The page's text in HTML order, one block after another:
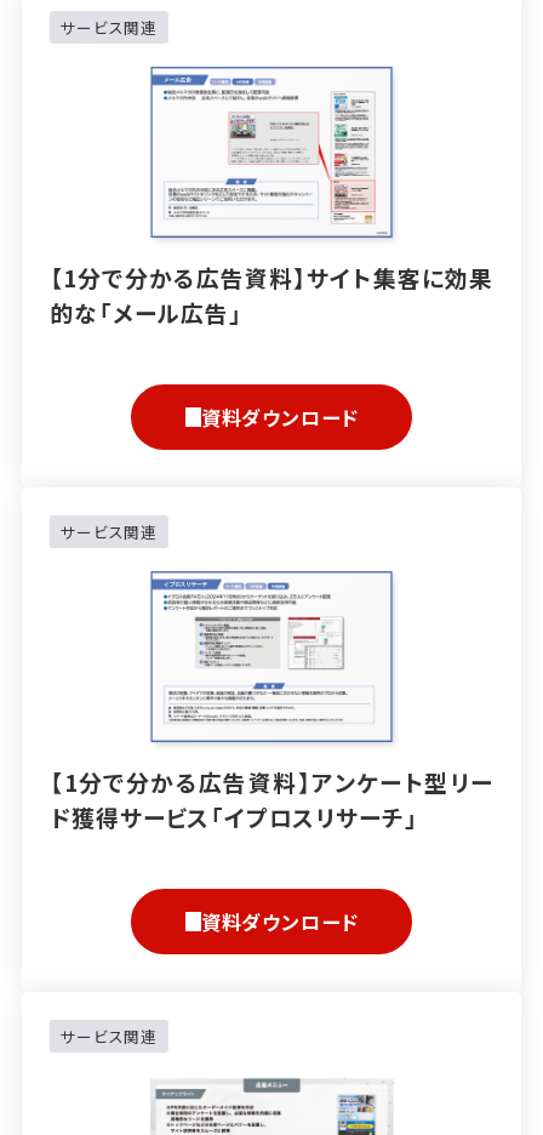
サービス関連
【1分で分かる広告資料】サイト集客に効果
的な「メール広告」
資料ダウンロード
サービス関連
【1分で分かる広告資料】アンケート型リー
ド獲得サービス「イプロスリサーチ」
資料ダウンロード
サービス関連